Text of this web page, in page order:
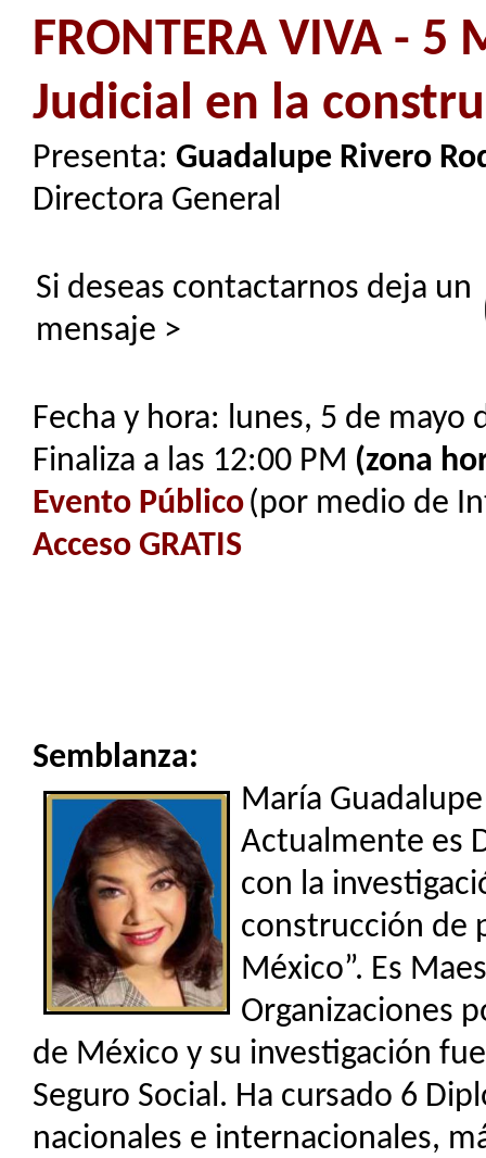
FRONTERA VIVA -
Judicial en la
Presenta: Guadalupe Rivero
Directora General
Si deseas contactarnos deja un
mensaje >
Fecha y hora: lunes, 5 de mayo
Finaliza a las 12:00 PM (zona
Evento Público(por medio de
Acceso GRATIS
Semblanza:
María
Actualmente es
con la
construcción de
México”. Es
Organizaciones
de México y su investigación
Seguro Social. Ha cursado 6
nacionales e internacionales,